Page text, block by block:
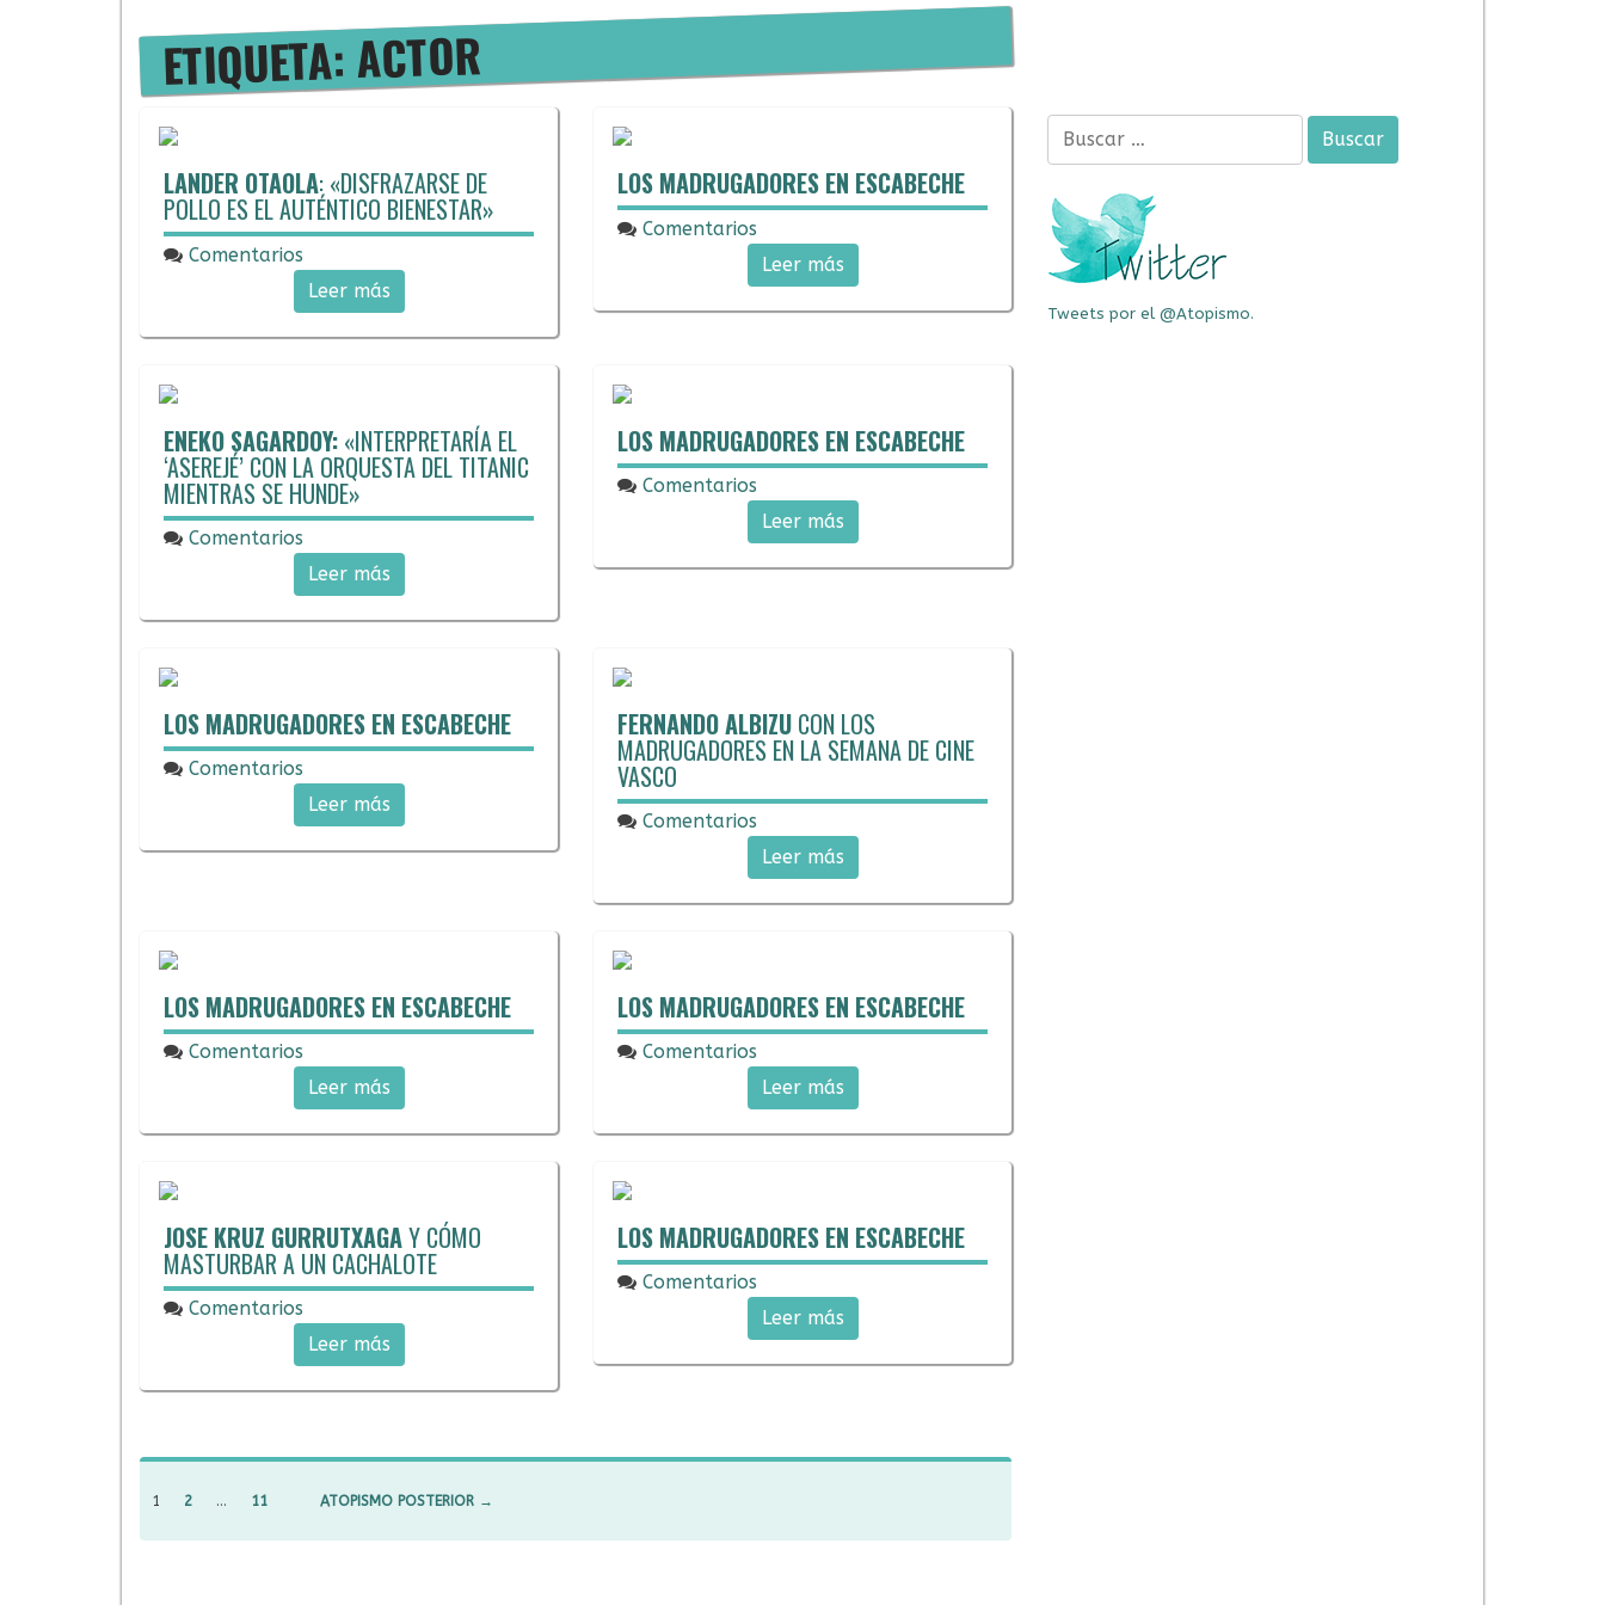
ETIQUETA: ACTOR
LANDER OTAOLA: «DISFRAZARSE DE
POLLO ES EL AUTÉNTICO BIENESTAR»
Comentarios
Leer más
LOS MADRUGADORES EN ESCABECHE
Comentarios
Leer más
ENEKO SAGARDOY: «INTERPRETARÍA EL
‘ASEREJÉ’ CON LA ORQUESTA DEL TITANIC
MIENTRAS SE HUNDE»
Comentarios
Leer más
LOS MADRUGADORES EN ESCABECHE
Comentarios
Leer más
LOS MADRUGADORES EN ESCABECHE
Comentarios
Leer más
FERNANDO ALBIZU CON LOS
MADRUGADORES EN LA SEMANA DE CINE
VASCO
Comentarios
Leer más
LOS MADRUGADORES EN ESCABECHE
Comentarios
Leer más
LOS MADRUGADORES EN ESCABECHE
Comentarios
Leer más
JOSE KRUZ GURRUTXAGAY CÓMO
MASTURBAR A UN CACHALOTE
Comentarios
Leer más
LOS MADRUGADORES EN ESCABECHE
Comentarios
Leer más
NAVEGACIÓN
DE
ENTRADAS
1 2 … 11 ATOPISMO POSTERIOR →
Tweets por el @Atopismo.